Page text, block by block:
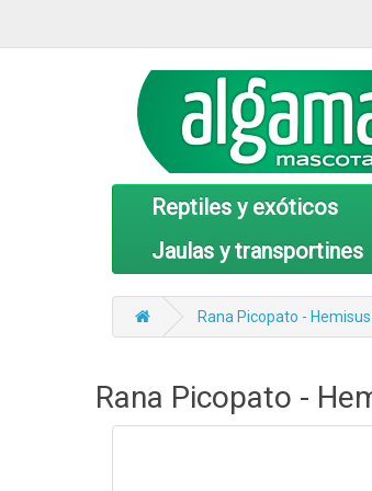
Reptiles y exóticos
Jaulas y transportines
Rana Picopato -
Rana Picopato -